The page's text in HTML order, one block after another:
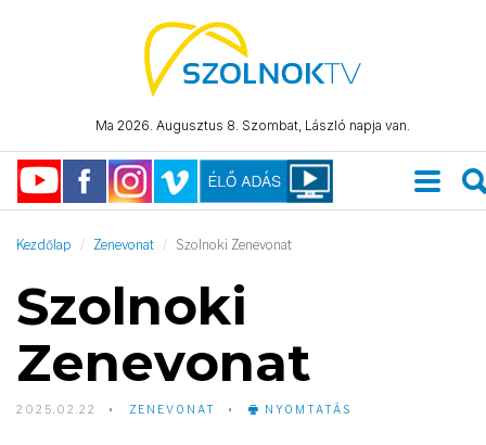
Ma 2026. Augusztus 8. Szombat, László napja van.
Kezdőlap Zenevonat Szolnoki Zenevonat
Szolnoki
Zenevonat
2025.02.22 ZENEVONAT NYOMTATÁS